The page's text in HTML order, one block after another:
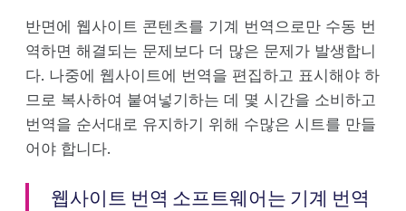
반면에 웹사이트 콘텐츠를 기계 번역으로만 수동 번
역하면 해결되는 문제보다 더 많은 문제가 발생합니
다. 나중에 웹사이트에 번역을 편집하고 표시해야 하
므로 복사하여 붙여넣기하는 데 몇 시간을 소비하고
번역을 순서대로 유지하기 위해 수많은 시트를 만들
어야 합니다.
웹사이트 번역 소프트웨어는 기계 번역